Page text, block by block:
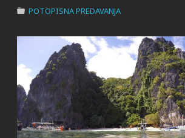
POTOPISNA PREDAVANJA